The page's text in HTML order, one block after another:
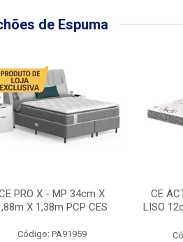
de Espuma
PRO X - MP 34cm X
X 1,38m PCP CES
Código: PA91959
CE
LISO